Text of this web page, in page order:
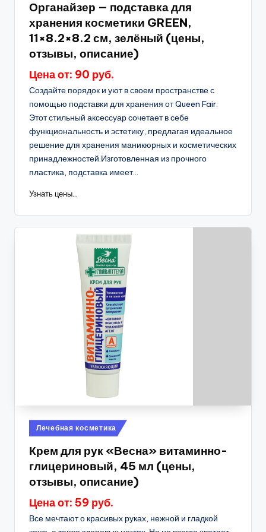
Органайзер — подставка для
хранения косметики GREEN,
11×8.2×8.2 см, зелёный (цены,
отзывы, описание)
Цена от: 90 руб.
Создайте порядок и уют в своем пространстве с
помощью подставки для хранения от Queen Fair.
Этот стильный аксессуар сочетает в себе
функциональность и эстетику, предлагая идеальное
решение для хранения маникюрных и косметических
принадлежностей.Изготовленная из прочного
пластика, подставка имеет...
Узнать цены...
Опубликовано
в
Лечебная косметика
Крем для рук «Весна» витаминно-
глицериновый, 45 мл (цены,
отзывы, описание)
Цена от: 59 руб.
Все мечтают о красивых руках, нежной и гладкой